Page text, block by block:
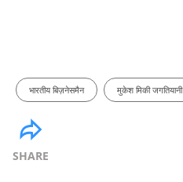
भारतीय बिज़नेसमैन मुकेश मिकी जगतियानी
SHARE